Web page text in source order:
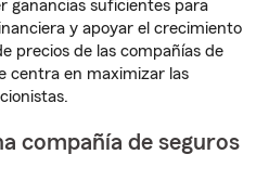
ganancias suficientes para
y apoyar el crecimiento
precios de las compañías de
centra en maximizar las
compañía de seguros